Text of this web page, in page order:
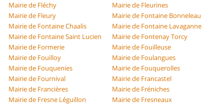
Mairie de Fléchy
Mairie de Fleurines
Mairie de Fleury
Mairie de Fontaine Bonneleau
Mairie de Fontaine Chaalis
Mairie de Fontaine Lavaganne
Mairie de Fontaine Saint Lucien
Mairie de Fontenay Torcy
Mairie de Formerie
Mairie de Fouilleuse
Mairie de Fouilloy
Mairie de Foulangues
Mairie de Fouquenies
Mairie de Fouquerolles
Mairie de Fournival
Mairie de Francastel
Mairie de Francières
Mairie de Fréniches
Mairie de Fresne Léguillon
Mairie de Fresneaux